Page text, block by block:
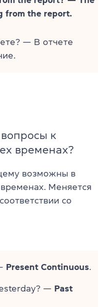
from the report.
— В отчете
к
временах?
возможны в
Меняется
со
Present Continuous
— Past